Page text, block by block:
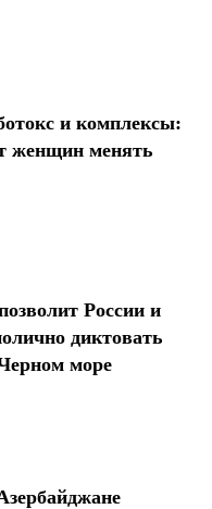
и комплексы:
женщин менять
России и
диктовать
море